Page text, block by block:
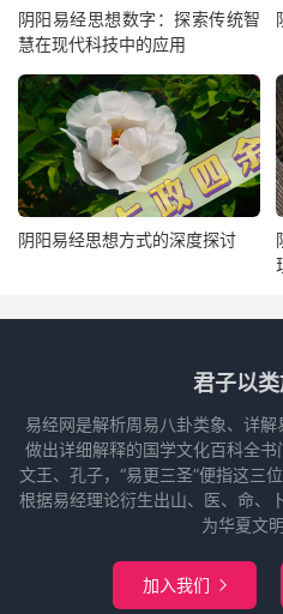
阴阳易经思想数字：探索传统智
慧在现代科技中的应用
阴阳易经思想方式的深度探讨
君子以
易经网是解析周易八卦类象、详
做出详细解释的国学文化百科全
文王、孔子，“易更三圣”便指这三
根据易经理论衍生出山、医、命、
为华夏文
加入我们 